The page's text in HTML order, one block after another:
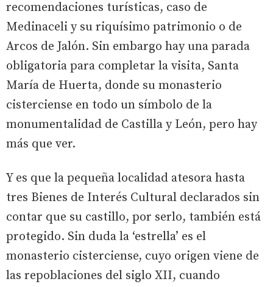
recomendaciones turísticas, caso de
Medinaceli y su riquísimo patrimonio o de
Arcos de Jalón. Sin embargo hay una parada
obligatoria para completar la visita, Santa
María de Huerta, donde su monasterio
cisterciense en todo un símbolo de la
monumentalidad de Castilla y León, pero hay
más que ver.
Y es que la pequeña localidad atesora hasta
tres Bienes de Interés Cultural declarados sin
contar que su castillo, por serlo, también está
protegido. Sin duda la ‘estrella’ es el
monasterio cisterciense, cuyo origen viene de
las repoblaciones del siglo XII, cuando